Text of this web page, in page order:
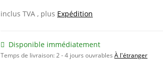
inclus TVA , plus Expédition
Disponible immédiatement
Temps de livraison:2 - 4 jours ouvrables À l'étranger